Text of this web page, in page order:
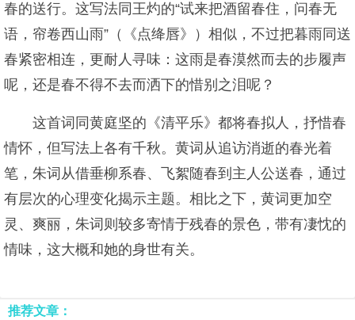
春的送行。这写法同王灼的“试来把酒留春住，问春无
语，帘卷西山雨”（《点绛唇》）相似，不过把暮雨同送
春紧密相连，更耐人寻味：这雨是春漠然而去的步履声
呢，还是春不得不去而洒下的惜别之泪呢？
这首词同黄庭坚的《清平乐》都将春拟人，抒惜春
情怀，但写法上各有千秋。黄词从追访消逝的春光着
笔，朱词从借垂柳系春、飞絮随春到主人公送春，通过
有层次的心理变化揭示主题。相比之下，黄词更加空
灵、爽丽，朱词则较多寄情于残春的景色，带有凄忱的
情味，这大概和她的身世有关。
推荐文章：